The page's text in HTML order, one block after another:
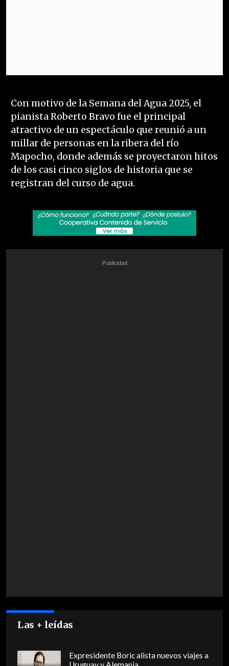
Con motivo de la Semana del Agua 2025, el
pianista Roberto Bravo fue el principal
atractivo de un espectáculo que reunió a un
millar de personas en la ribera del río
Mapocho, donde además se proyectaron hitos
de los casi cinco siglos de historia que se
registran del curso de agua.
Las + leídas
Expresidente Boric alista nuevos viajes a